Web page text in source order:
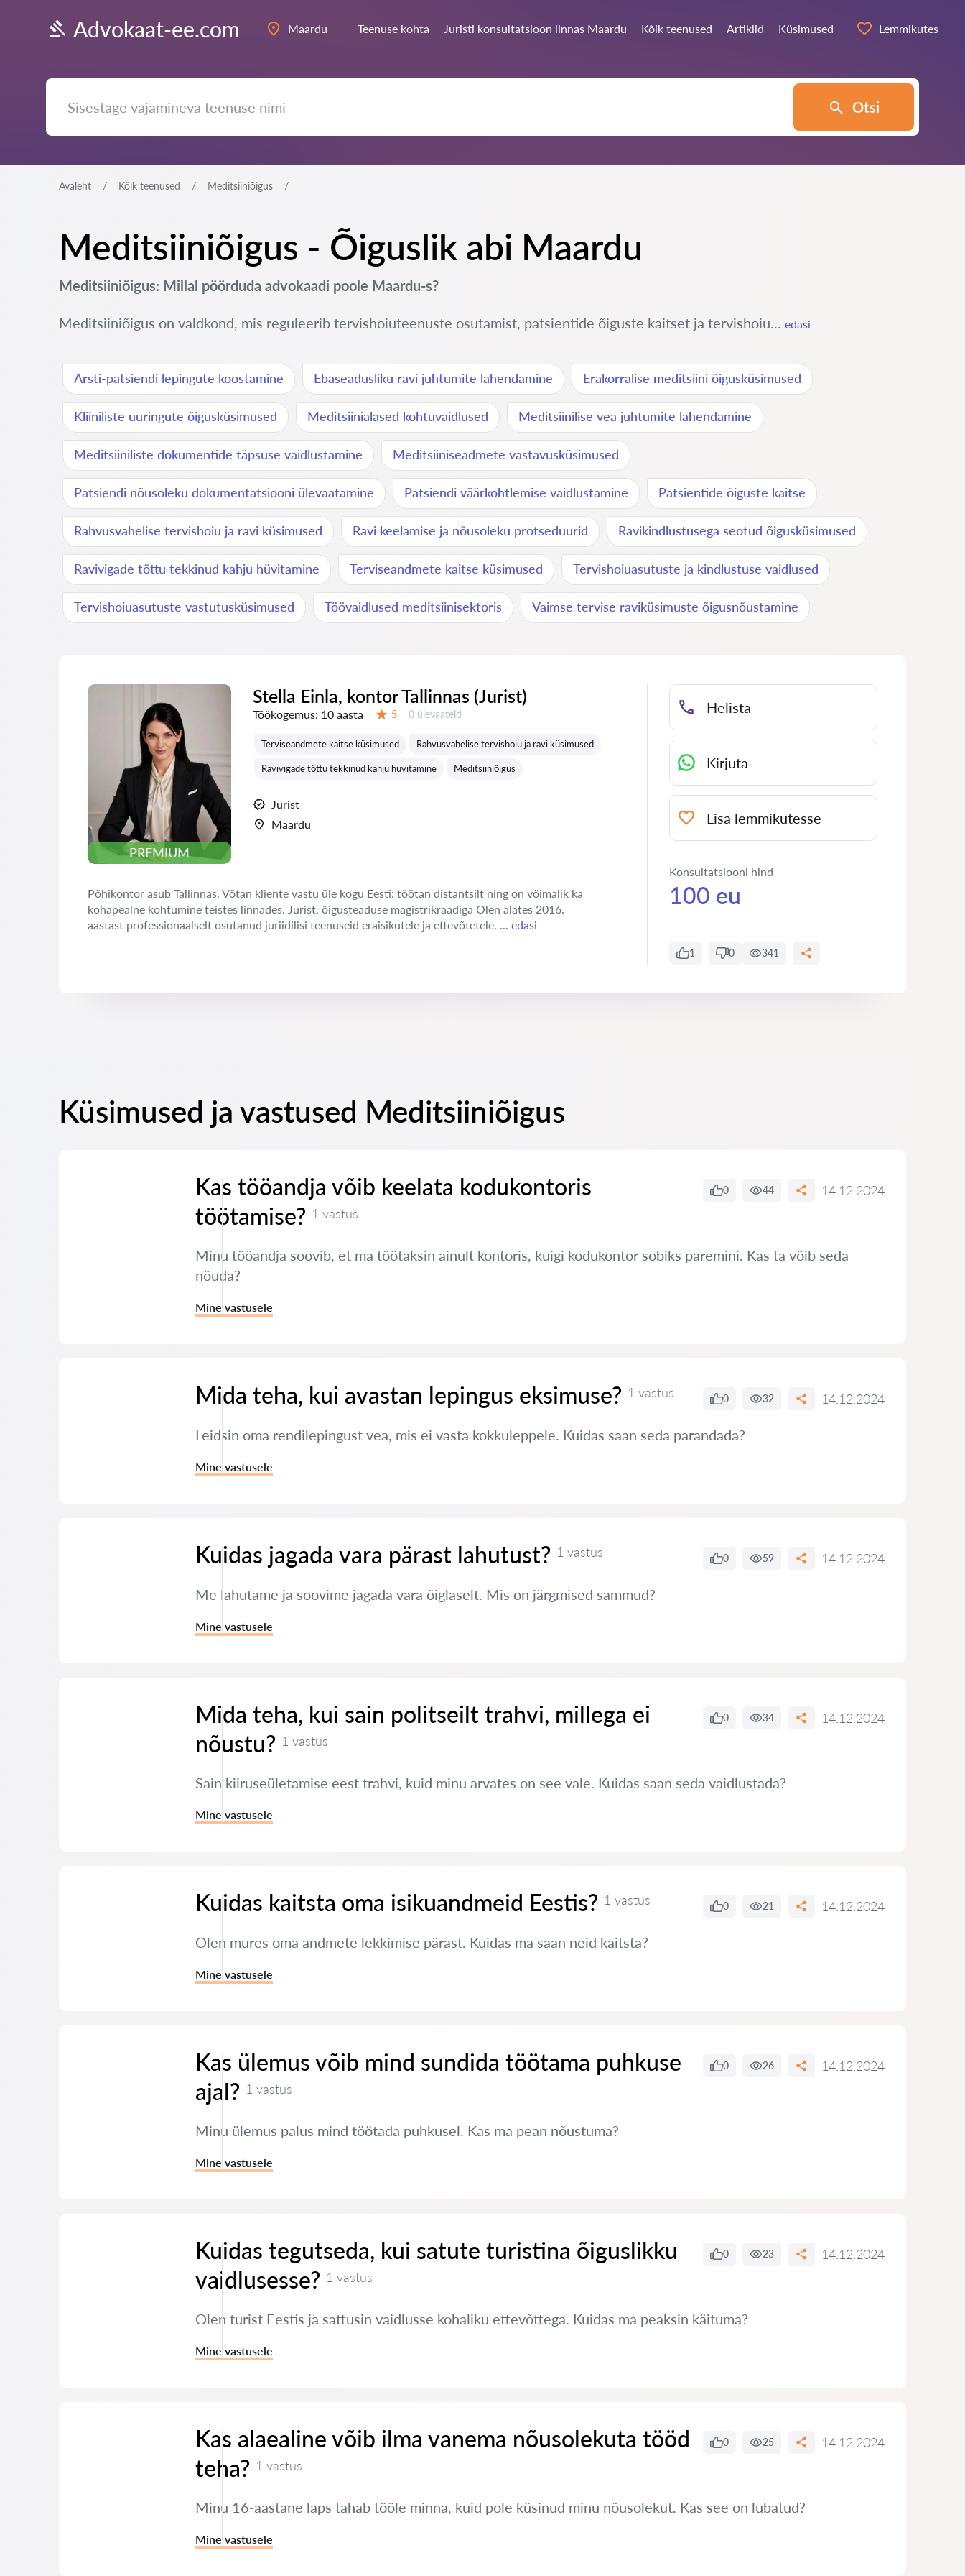
Advokaat-ee.com Maardu Teenuse kohta Juristi konsultatsioon linnas Maardu Kõik teenused Artiklid Küsimused Lemmikutes
Otsi
Avaleht Kõik teenused Meditsiiniõigus
Meditsiiniõigus - Õiguslik abi Maardu
Meditsiiniõigus: Millal pöörduda advokaadi poole Maardu-s?
Meditsiiniõigus on valdkond, mis reguleerib tervishoiuteenuste osutamist, patsientide õiguste kaitset ja tervishoiu... edasi
Arsti-patsiendi lepingute koostamine Ebaseadusliku ravi juhtumite lahendamine Erakorralise meditsiini õigusküsimused
Kliiniliste uuringute õigusküsimused Meditsiinialased kohtuvaidlused Meditsiinilise vea juhtumite lahendamine
Meditsiiniliste dokumentide täpsuse vaidlustamine Meditsiiniseadmete vastavusküsimused
Patsiendi nõusoleku dokumentatsiooni ülevaatamine Patsiendi väärkohtlemise vaidlustamine Patsientide õiguste kaitse
Rahvusvahelise tervishoiu ja ravi küsimused Ravi keelamise ja nõusoleku protseduurid Ravikindlustusega seotud õigusküsimused
Ravivigade tõttu tekkinud kahju hüvitamine Terviseandmete kaitse küsimused Tervishoiuasutuste ja kindlustuse vaidlused
Tervishoiuasutuste vastutusküsimused Töövaidlused meditsiinisektoris Vaimse tervise raviküsimuste õigusnõustamine
PREMIUM
Stella Einla, kontor Tallinnas (Jurist)
Töökogemus: 10 aasta 5 Ülevaateid:
0 ülevaateid
Terviseandmete kaitse küsimused Rahvusvahelise tervishoiu ja ravi küsimused
Ravivigade tõttu tekkinud kahju hüvitamine Meditsiiniõigus
Jurist
Maardu
Põhikontor asub Tallinnas. Võtan kliente vastu üle kogu Eesti: töötan distantsilt ning on võimalik ka
kohapealne kohtumine teistes linnades. Jurist, õigusteaduse magistrikraadiga Olen alates 2016.
aastast professionaalselt osutanud juriidilisi teenuseid eraisikutele ja ettevõtetele. ... edasi
Helista
Kirjuta
Lisa lemmikutesse
Konsultatsiooni hind
100 eu
1 0 341
Küsimused ja vastused Meditsiiniõigus
Kas tööandja võib keelata kodukontoris
töötamise? 1 vastus
0 44 14.12.2024
Minu tööandja soovib, et ma töötaksin ainult kontoris, kuigi kodukontor sobiks paremini. Kas ta võib seda
nõuda?
Mine vastusele
Mida teha, kui avastan lepingus eksimuse? 1 vastus 0 32 14.12.2024
Leidsin oma rendilepingust vea, mis ei vasta kokkuleppele. Kuidas saan seda parandada?
Mine vastusele
Kuidas jagada vara pärast lahutust? 1 vastus 0 59 14.12.2024
Me lahutame ja soovime jagada vara õiglaselt. Mis on järgmised sammud?
Mine vastusele
Mida teha, kui sain politseilt trahvi, millega ei
nõustu? 1 vastus
0 34 14.12.2024
Sain kiiruseületamise eest trahvi, kuid minu arvates on see vale. Kuidas saan seda vaidlustada?
Mine vastusele
Kuidas kaitsta oma isikuandmeid Eestis? 1 vastus 0 21 14.12.2024
Olen mures oma andmete lekkimise pärast. Kuidas ma saan neid kaitsta?
Mine vastusele
Kas ülemus võib mind sundida töötama puhkuse
ajal? 1 vastus
0 26 14.12.2024
Minu ülemus palus mind töötada puhkusel. Kas ma pean nõustuma?
Mine vastusele
Kuidas tegutseda, kui satute turistina õiguslikku
vaidlusesse? 1 vastus
0 23 14.12.2024
Olen turist Eestis ja sattusin vaidlusse kohaliku ettevõttega. Kuidas ma peaksin käituma?
Mine vastusele
Kas alaealine võib ilma vanema nõusolekuta tööd
teha? 1 vastus
0 25 14.12.2024
Minu 16-aastane laps tahab tööle minna, kuid pole küsinud minu nõusolekut. Kas see on lubatud?
Mine vastusele